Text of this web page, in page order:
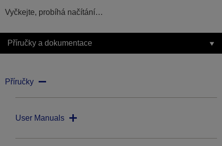
Vyčkejte, probíhá načítání…
Příručky a dokumentace
Příručky
User Manuals